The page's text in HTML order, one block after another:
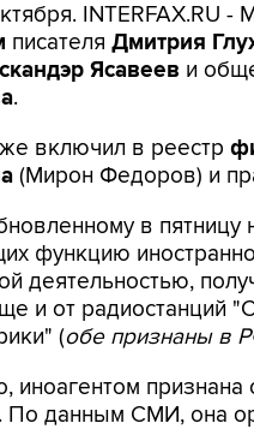
INTERFAX.RU
писателя Дмитрия
Ясавеев и
.
включил в реестр
(Мирон Федоров) и
в
функцию
деятельностью,
и от радиостанций
(обе признаны в
иноагентом
. По данным СМИ, она